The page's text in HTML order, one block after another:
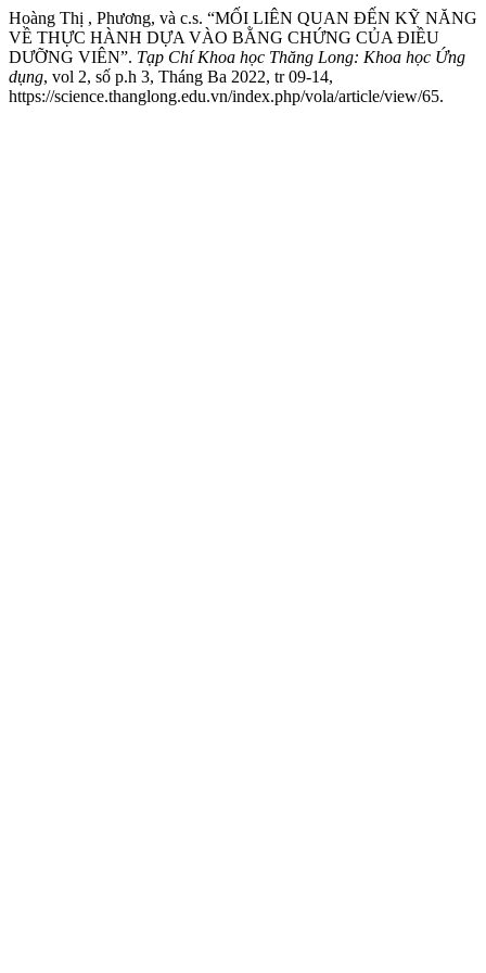
Hoàng Thị , Phương, và c.s. “MỐI LIÊN QUAN ĐẾN KỸ NĂNG
VỀ THỰC HÀNH DỰA VÀO BẰNG CHỨNG CỦA ĐIỀU
DƯỠNG VIÊN”. Tạp Chí Khoa học Thăng Long: Khoa học Ứng
dụng, vol 2, số p.h 3, Tháng Ba 2022, tr 09-14,
https://science.thanglong.edu.vn/index.php/vola/article/view/65.